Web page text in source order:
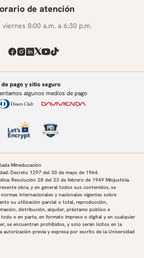
de atención
viernes 8:00 a.m. a 6:30 p.m.
pago y sitio seguro
algunos medios de pago
Mineducación
Decreto 1297 del 30 de mayo de 1964.
Resolución 28 del 23 de febrero de 1949 Minjusticia.
obra, y en general todos sus contenidos, se
internacionales y nacionales vigentes sobre
su utilización parcial o total, reproducción,
distribución, alquiler, préstamo público e
o en parte, en formato impreso o digital y en cualquier
se encuentran prohibidos, y solo serán lícitos en la
autorización previa y expresa por escrito de la Universidad